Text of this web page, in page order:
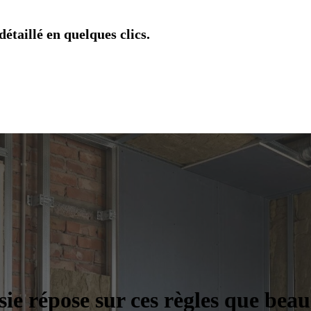
en quelques clics.
répose sur ces règles que